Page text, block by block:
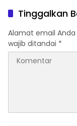
Tinggalkan
Alamat email Anda
wajib ditandai *